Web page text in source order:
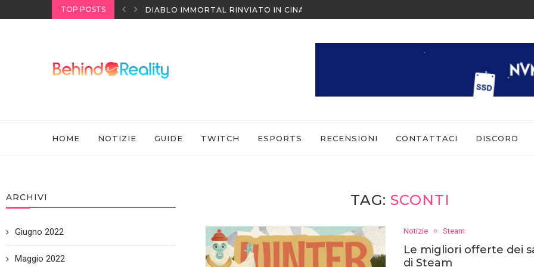
TOP POSTS
SONY DIABLO IMMORTAL RINVIATO IN CINA ALL’ULTIMO MOMENTO
HOME NOTIZIE GUIDE TWITCH ESPORTS RECENSIONI CONTATTACI DISCORD
TAG:SCONTI
Notizie Steam
Le migliori offerte dei
di Steam
ARCHIVI
Giugno 2022
Maggio 2022